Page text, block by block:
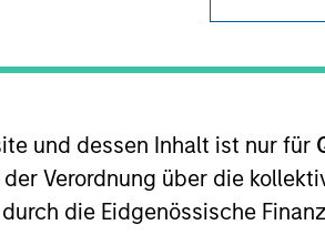
und dessen Inhalt ist nur für
Verordnung über die
die Eidgenössische
-
Senior Portfolio Manager
Yet. Despite being late-cycle,
cuts, fiscal stimulus, and